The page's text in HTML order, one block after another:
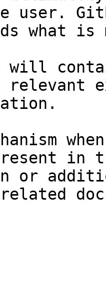
user.
what
will
relevant
in
or